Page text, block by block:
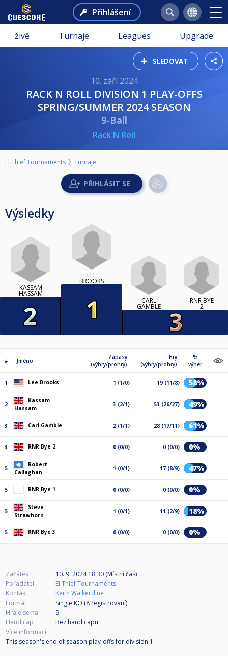
Přihlášení
živě Turnaje Leagues Upgrade
SLEDOVAT
10. září 2024
RACK N ROLL DIVISION 1 PLAY-OFFS
SPRING/SUMMER 2024 SEASON
9-Ball
Rack N Roll
El Thief Tournaments Turnaje
Výsledky
KASSAM
HASSAM
LEE
BROOKS
CARL
GAMBLE
RNR BYE
2
# Jméno
Zápasy
(výhry/prohry)
Hry
(výhry/prohry)
%
výher
1 Lee Brooks 1 (1/0) 19 (11/8) 58%
2
Kassam
Hassam
3 (2/1) 53 (26/27) 49%
3 Carl Gamble 2 (1/1) 28 (17/11) 61%
3 RNR Bye 2 0 (0/0) 0 (0/0) 0%
5
Robert
Callaghan
1 (0/1) 17 (8/9) 47%
5 RNR Bye 1 0 (0/0) 0 (0/0) 0%
5
Steve
Strawhorn
1 (0/1) 11 (2/9) 18%
5 RNR Bye 3 0 (0/0) 0 (0/0) 0%
Začátek
10. 9. 2024 18:30 (Místní čas)
Pořadatel
El Thief Tournaments
Kontakt
Keith Walkerdine
Formát
Single KO (8 registrovaní)
Hraje se na
9
Handicap
Bez handicapu
Více informací
This season's end of season play-offs for division 1.